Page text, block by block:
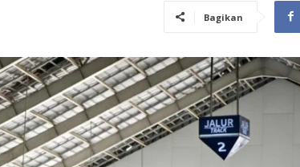
Bagikan